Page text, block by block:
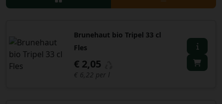
Brunehaut bio Tripel 33 cl
Fles
€ 2,05
€ 6,22 per l